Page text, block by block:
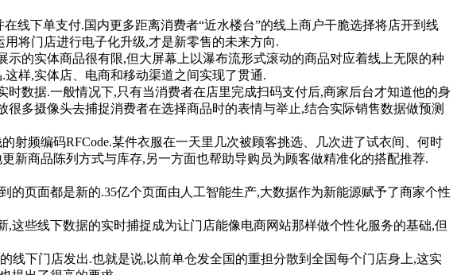
下单支付.国内更多距离消费者“近水楼台”的线上商户干脆选择将店开到线
将门店进行电子化升级,才是新零售的未来方向.
的实体商品很有限,但大屏幕上以瀑布流形式滚动的商品对应着线上无限的种
样,实体店、电商和移动渠道之间实现了贯通.
数据.一般情况下,只有当消费者在店里完成扫码支付后,商家后台才知道他的身
多摄像头去捕捉消费者在选择商品时的表情与举止,结合实际销售数据做预测
频编码RFCode.某件衣服在一天里几次被顾客挑选、几次进了试衣间、何时
新商品陈列方式与库存,另一方面也帮助导购员为顾客做精准化的搭配推荐.
页面都是新的.35亿个页面由人工智能生产,大数据作为新能源赋予了商家个性
些线下数据的实时捕捉成为让门店能像电商网站那样做个性化服务的基础,但
下门店发出.也就是说,以前单仓发全国的重担分散到全国每个门店身上,这实